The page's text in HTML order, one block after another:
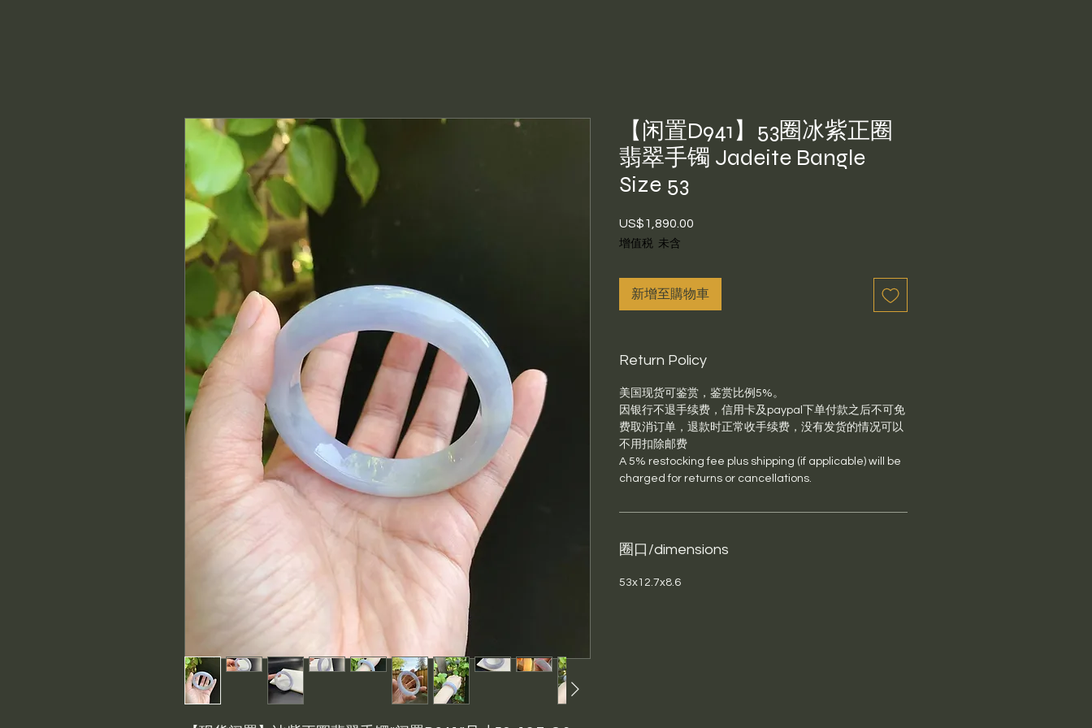
【闲置D941】53圈冰紫正圈
翡翠手镯 Jadeite Bangle
Size 53
US$1,890.00
增值税 未含
新增至購物車
Return Policy
美国现货可鉴赏，鉴赏比例5%。
因银行不退手续费，信用卡及paypal下单付款之后不可免
费取消订单，退款时正常收手续费，没有发货的情况可以
不用扣除邮费
A 5% restocking fee plus shipping (if applicable) will be
charged for returns or cancellations.
圈口/dimensions
53x12.7x8.6